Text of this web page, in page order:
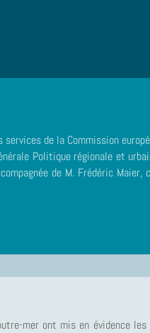
de la Commission
Politique régionale et
de M. Frédéric
mer ont mis en évidence